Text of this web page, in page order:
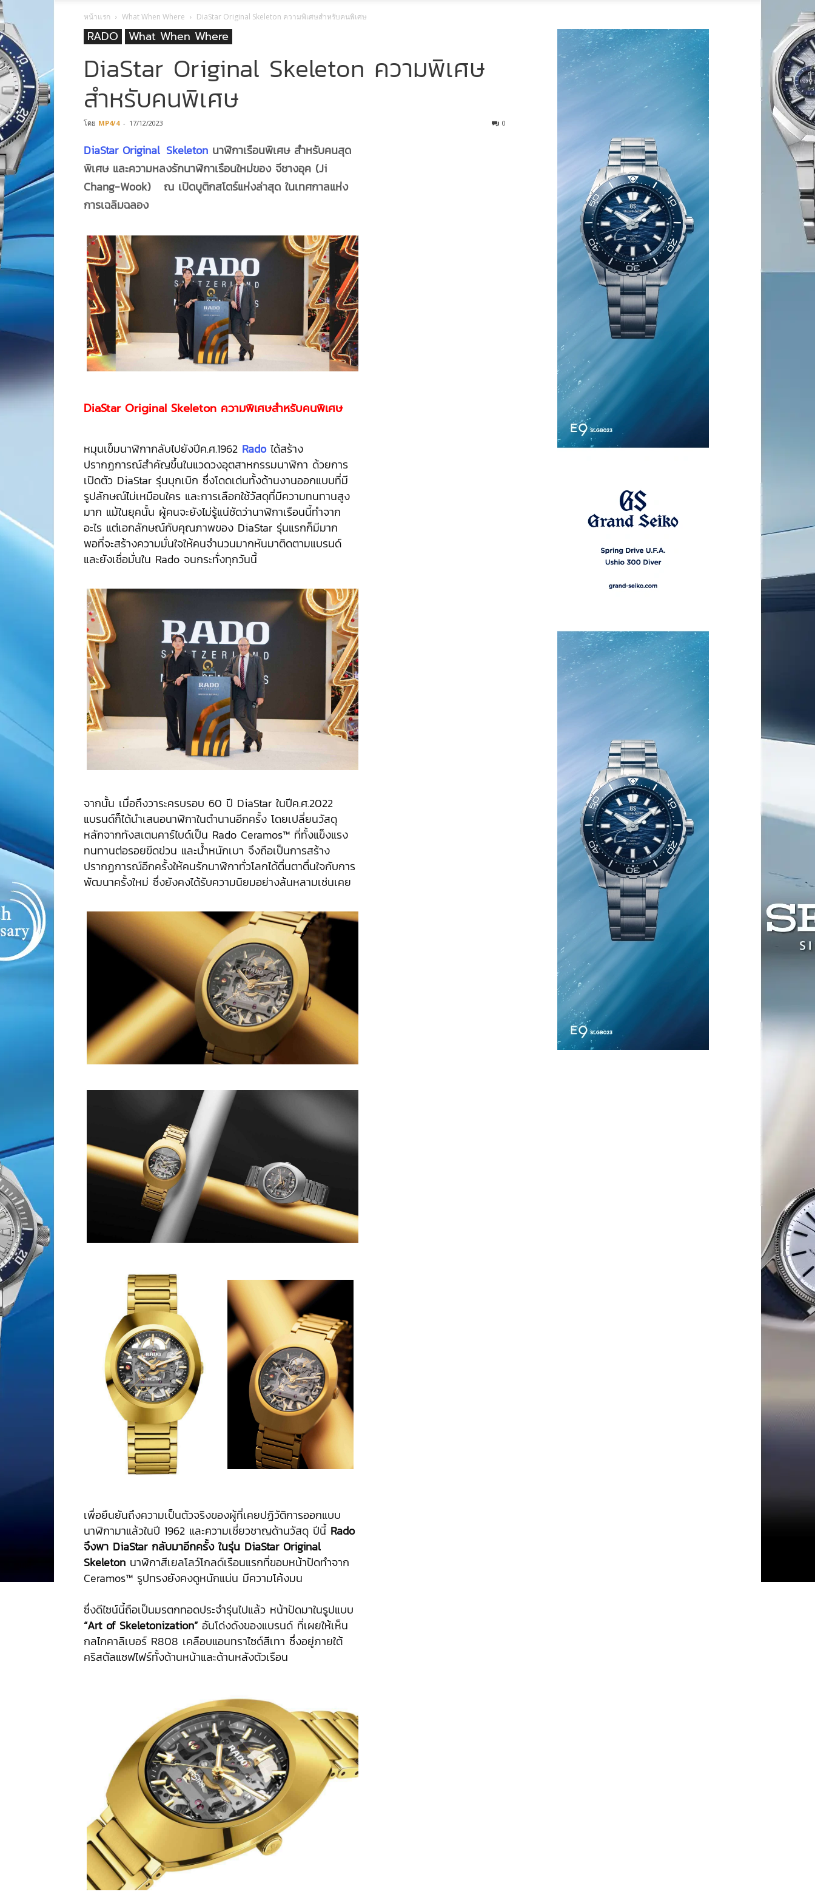
หน้าแรก What When Where DiaStar Original Skeleton ความพิเศษสำหรับคนพิเศษ
RADO What When Where
DiaStar Original Skeleton ความพิเศษ
สำหรับคนพิเศษ
โดย MP4/4 - 17/12/2023 0
DiaStar Original Skeleton นาฬิกาเรือนพิเศษ สำหรับคนสุด
พิเศษ และความหลงรักนาฬิกาเรือนใหม่ของ จีชางอุค (Ji
Chang-Wook) ณ เปิดบูติกสโตร์แห่งล่าสุด ในเทศกาลแห่ง
การเฉลิมฉลอง
DiaStar Original Skeleton ความพิเศษสำหรับคนพิเศษ
หมุนเข็มนาฬิกากลับไปยังปีค.ศ.1962 Rado ได้สร้าง
ปรากฏการณ์สำคัญขึ้นในแวดวงอุตสาหกรรมนาฬิกา ด้วยการ
เปิดตัว DiaStar รุ่นบุกเบิก ซึ่งโดดเด่นทั้งด้านงานออกแบบที่มี
รูปลักษณ์ไม่เหมือนใคร และการเลือกใช้วัสดุที่มีความทนทานสูง
มาก แม้ในยุคนั้น ผู้คนจะยังไม่รู้แน่ชัดว่านาฬิกาเรือนนี้ทำจาก
อะไร แต่เอกลักษณ์กับคุณภาพของ DiaStar รุ่นแรกก็มีมาก
พอที่จะสร้างความมั่นใจให้คนจำนวนมากหันมาติดตามแบรนด์
และยังเชื่อมั่นใน Rado จนกระทั่งทุกวันนี้
จากนั้น เมื่อถึงวาระครบรอบ 60 ปี DiaStar ในปีค.ศ.2022
แบรนด์ก็ได้นำเสนอนาฬิกาในตำนานอีกครั้ง โดยเปลี่ยนวัสดุ
หลักจากทังสเตนคาร์ไบด์เป็น Rado Ceramos™ ที่ทั้งแข็งแรง
ทนทานต่อรอยขีดข่วน และน้ำหนักเบา จึงถือเป็นการสร้าง
ปรากฏการณ์อีกครั้งให้คนรักนาฬิกาทั่วโลกได้ตื่นตาตื่นใจกับการ
พัฒนาครั้งใหม่ ซึ่งยังคงได้รับความนิยมอย่างล้นหลามเช่นเคย
เพื่อยืนยันถึงความเป็นตัวจริงของผู้ที่เคยปฏิวัติการออกแบบ
นาฬิกามาแล้วในปี 1962 และความเชี่ยวชาญด้านวัสดุ ปีนี้ Rado
จึงพา DiaStar กลับมาอีกครั้ง ในรุ่น DiaStar Original
Skeleton นาฬิกาสีเยลโลว์โกลด์เรือนแรกที่ขอบหน้าปัดทำจาก
Ceramos™ รูปทรงยังคงดูหนักแน่น มีความโค้งมน
ซึ่งดีไซน์นี้ถือเป็นมรตกทอดประจำรุ่นไปแล้ว หน้าปัดมาในรูปแบบ
“Art of Skeletonization”อันโด่งดังของแบรนด์ ที่เผยให้เห็น
กลไกคาลิเบอร์ R808 เคลือบแอนทราไซด์สีเทา ซึ่งอยู่ภายใต้
คริสตัลแซฟไฟร์ทั้งด้านหน้าและด้านหลังตัวเรือน